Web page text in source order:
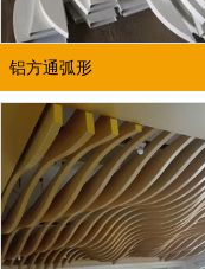
铝方通弧形